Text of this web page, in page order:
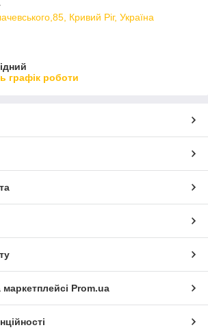
Кривий Ріг, Україна
графік роботи
Prom.ua